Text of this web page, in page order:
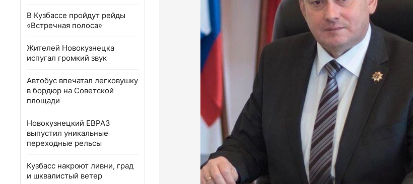
В Кузбассе пройдут рейды
«Встречная полоса»
Жителей Новокузнецка
испугал громкий звук
Автобус впечатал легковушку
в бордюр на Советской
площади
Новокузнецкий ЕВРАЗ
выпустил уникальные
переходные рельсы
Кузбасс накроют ливни, град
и шквалистый ветер